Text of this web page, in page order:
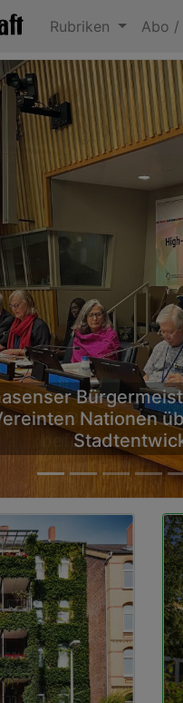
Rubriken Abo /
zwei Drittel der
befürworten